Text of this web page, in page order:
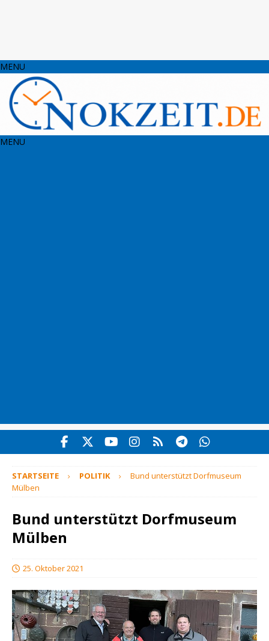
MENU
MENU
STARTSEITE POLITIK
Bund unterstützt Dorfmuseum
Mülben
Bund unterstützt Dorfmuseum
Mülben
25. Oktober 2021